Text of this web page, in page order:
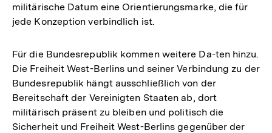
militärische Datum eine Orientierungsmarke, die für
jede Konzeption verbindlich ist.
Für die Bundesrepublik kommen weitere Da-ten hinzu.
Die Freiheit West-Berlins und seiner Verbindung zu der
Bundesrepublik hängt ausschließlich von der
Bereitschaft der Vereinigten Staaten ab, dort
militärisch präsent zu bleiben und politisch die
Sicherheit und Freiheit West-Berlins gegenüber der